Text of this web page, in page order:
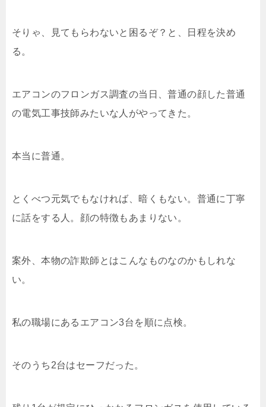
そりゃ、見てもらわないと困るぞ？と、日程を決め
る。
エアコンのフロンガス調査の当日、普通の顔した普通
の電気工事技師みたいな人がやってきた。
本当に普通。
とくべつ元気でもなければ、暗くもない。普通に丁寧
に話をする人。顔の特徴もあまりない。
案外、本物の詐欺師とはこんなものなのかもしれな
い。
私の職場にあるエアコン3台を順に点検。
そのうち2台はセーフだった。